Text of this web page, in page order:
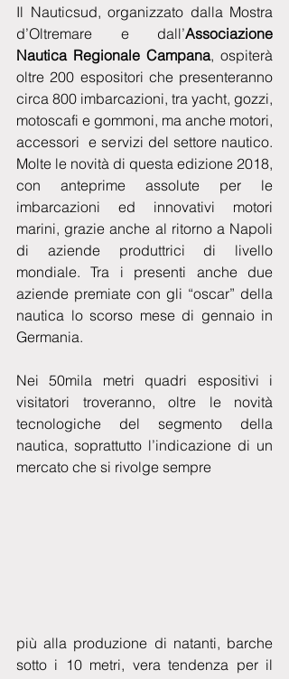
Il Nauticsud, organizzato dalla Mostra
d’Oltremare e dall’Associazione
Nautica Regionale Campana, ospiterà
oltre 200 espositori che presenteranno
circa 800 imbarcazioni, tra yacht, gozzi,
motoscafi e gommoni, ma anche motori,
accessori  e servizi del settore nautico.
Molte le novità di questa edizione 2018,
con anteprime assolute per le
imbarcazioni ed innovativi motori
marini, grazie anche al ritorno a Napoli
di aziende produttrici di livello
mondiale. Tra i presenti anche due
aziende premiate con gli “oscar” della
nautica lo scorso mese di gennaio in
Germania.
Nei 50mila metri quadri espositivi i
visitatori troveranno, oltre le novità
tecnologiche del segmento della
nautica, soprattutto l’indicazione di un
mercato che si rivolge sempre
più alla produzione di natanti, barche
sotto i 10 metri, vera tendenza per il